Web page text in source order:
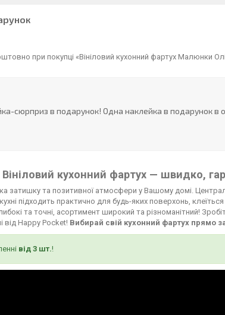
при покупці «Вініловий кухонний фартух Малюнки
сюрприз в подарунок! Одна наклейка в подарунок в
Вініловий кухонний фартух — швидко,
затишку та позитивної атмосфери у Вашому домі.
підходить практично для будь-яких поверхонь,
та точні, асортимент широкий та різноманітний!
від Happy Pocket! Вибирай свій кухонний фартух прямо
від 3 шт.!